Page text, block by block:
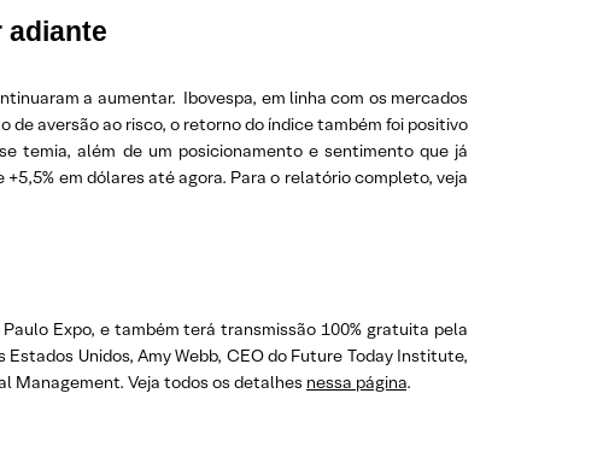
adiante
a aumentar. Ibovespa, em linha com os mercados
de aversão ao risco, o retorno do índice também foi positivo
temia, além de um posicionamento e sentimento que já
em dólares até agora. Para o relatório completo, veja
Expo, e também terá transmissão 100% gratuita pela
Unidos, Amy Webb, CEO do Future Today Institute,
Management. Veja todos os detalhes nessa página.